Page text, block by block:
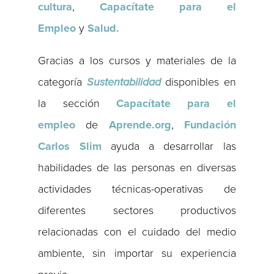
cultura,Capacítate para el
Empleo ySalud.
Gracias a los cursos y materiales de la
categoría Sustentabilidaddisponibles en
la sección Capacítate para el
empleo de Aprende.org, Fundación
Carlos Slimayuda a desarrollar las
habilidades de las personas en diversas
actividades técnicas-operativas de
diferentes sectores productivos
relacionadas con el cuidado del medio
ambiente, sin importar su experiencia